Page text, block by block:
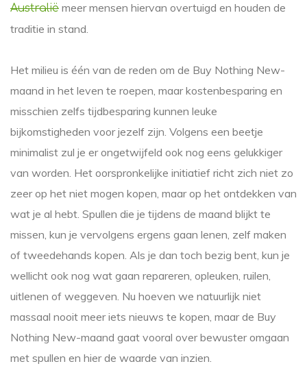
Australië meer mensen hiervan overtuigd en houden de
traditie in stand.
Het milieu is één van de reden om de Buy Nothing New-
maand in het leven te roepen, maar kostenbesparing en
misschien zelfs tijdbesparing kunnen leuke
bijkomstigheden voor jezelf zijn. Volgens een beetje
minimalist zul je er ongetwijfeld ook nog eens gelukkiger
van worden. Het oorspronkelijke initiatief richt zich niet zo
zeer op het niet mogen kopen, maar op het ontdekken van
wat je al hebt. Spullen die je tijdens de maand blijkt te
missen, kun je vervolgens ergens gaan lenen, zelf maken
of tweedehands kopen. Als je dan toch bezig bent, kun je
wellicht ook nog wat gaan repareren, opleuken, ruilen,
uitlenen of weggeven. Nu hoeven we natuurlijk niet
massaal nooit meer iets nieuws te kopen, maar de Buy
Nothing New-maand gaat vooral over bewuster omgaan
met spullen en hier de waarde van inzien.